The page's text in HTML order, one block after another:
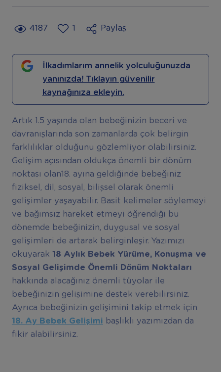
4187 1 Paylaş
İlkadımlarım annelik yolculuğunuzda
yanınızda! Tıklayın güvenilir
kaynağınıza ekleyin.
Artık 1.5 yaşında olan bebeğinizin beceri ve
davranışlarında son zamanlarda çok belirgin
farklılıklar olduğunu gözlemliyor olabilirsiniz.
Gelişim açısından oldukça önemli bir dönüm
noktası olan18. ayına geldiğinde bebeğiniz
fiziksel, dil, sosyal, bilişsel olarak önemli
gelişimler yaşayabilir. Basit kelimeler söylemeyi
ve bağımsız hareket etmeyi öğrendiği bu
dönemde bebeğinizin, duygusal ve sosyal
gelişimleri de artarak belirginleşir. Yazımızı
okuyarak 18 Ayl ı k Bebek Yürüme, Konuşma ve
Sosyal Gelişimde Önemli Dönüm Noktaları
hakkında alacağınız önemli tüyolar ile
bebeğinizin gelişimine destek verebilirsiniz.
Ayrıca bebeğinizin gelişimini takip etmek için
18. Ay Bebek Gelişimi başlıklı yazımızdan da
fikir alabilirsiniz.